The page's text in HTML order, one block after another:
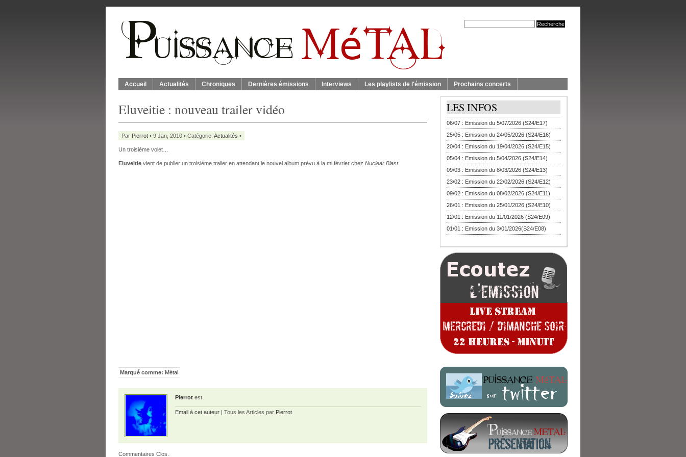
Accueil Actualités Chroniques Dernières émissions Interviews Les playlists de l'émission Prochains concerts
Eluveitie : nouveau trailer vidéo
Par Pierrot • 9 Jan, 2010 • Catégorie: Actualités •
Un troisième volet…
Eluveitie vient de publier un troisième trailer en attendant le nouvel album prévu à la mi février chez Nuclear Blast.
Marqué comme: Métal
Pierrot est
Email à cet auteur | Tous les Articles par Pierrot
Commentaires Clos.
LES INFOS
06/07 : Emission du 5/07/2026 (S24/E17)
25/05 : Emission du 24/05/2026 (S24/E16)
20/04 : Emission du 19/04/2026 (S24/E15)
05/04 : Emission du 5/04/2026 (S24/E14)
09/03 : Emission du 8/03/2026 (S24/E13)
23/02 : Emission du 22/02/2026 (S24/E12)
09/02 : Emission du 08/02/2026 (S24/E11)
26/01 : Emission du 25/01/2026 (S24/E10)
12/01 : Emission du 11/01/2026 (S24/E09)
01/01 : Emission du 3/01/2026(S24/E08)